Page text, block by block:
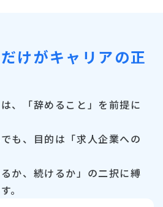
けがキャリアの正
、「辞めること」を前提に
も、目的は「求人企業への
か、続けるか」の二択に縛
。